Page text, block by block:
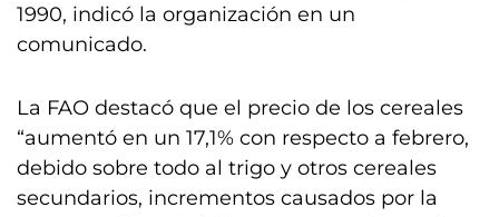
1990, indicó la organización en un
comunicado.
La FAO destacó que el precio de los cereales
“aumentó en un 17,1% con respecto a febrero,
debido sobre todo al trigo y otros cereales
secundarios, incrementos causados por la